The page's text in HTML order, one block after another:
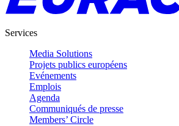
Services
Media Solutions
Projets publics européens
Evénements
Emplois
Agenda
Communiqués de presse
Members’ Circle